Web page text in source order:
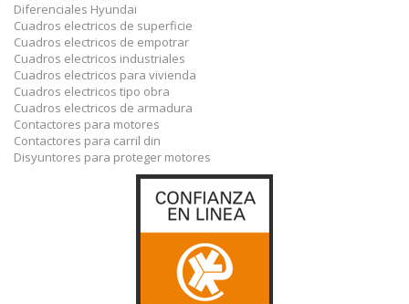
Diferenciales Hyundai
Cuadros electricos de superficie
Cuadros electricos de empotrar
Cuadros electricos industriales
Cuadros electricos para vivienda
Cuadros electricos tipo obra
Cuadros electricos de armadura
Contactores para motores
Contactores para carril din
Disyuntores para proteger motores